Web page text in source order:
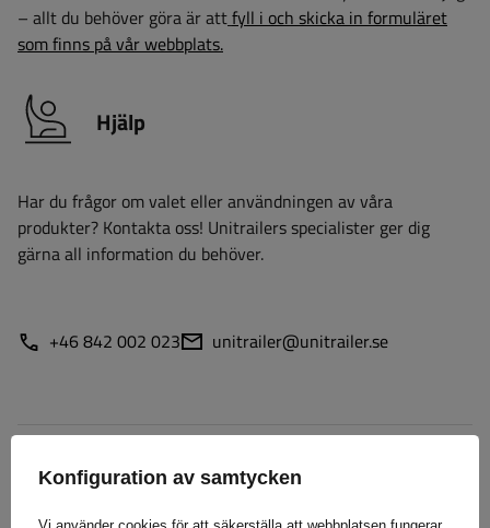
– allt du behöver göra är attfyll i och skicka in formuläret
som finns på vår webbplats.
Hjälp
Har du frågor om valet eller användningen av våra
produkter? Kontakta oss! Unitrailers specialister ger dig
gärna all information du behöver.
+46 842 002 023 unitrailer@unitrailer.se
Leverans
Konfiguration av samtycken
Vi använder cookies för att säkerställa att webbplatsen fungerar